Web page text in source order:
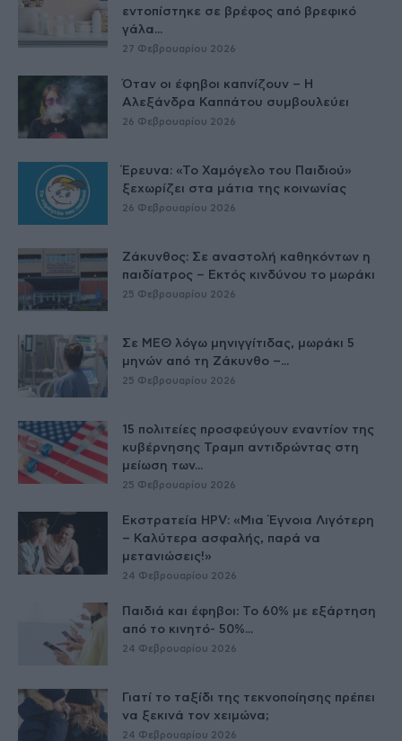
εντοπίστηκε σε βρέφος από βρεφικό
γάλα...
27 Φεβρουαρίου 2026
Όταν οι έφηβοι καπνίζουν – Η
Αλεξάνδρα Καππάτου συμβουλεύει
26 Φεβρουαρίου 2026
Έρευνα: «Το Χαμόγελο του Παιδιού»
ξεχωρίζει στα μάτια της κοινωνίας
26 Φεβρουαρίου 2026
Ζάκυνθος: Σε αναστολή καθηκόντων η
παιδίατρος – Εκτός κινδύνου το μωράκι
25 Φεβρουαρίου 2026
Σε ΜΕΘ λόγω μηνιγγίτιδας, μωράκι 5
μηνών από τη Ζάκυνθο –...
25 Φεβρουαρίου 2026
15 πολιτείες προσφεύγουν εναντίον της
κυβέρνησης Τραμπ αντιδρώντας στη
μείωση των...
25 Φεβρουαρίου 2026
Εκστρατεία HPV: «Μια Έγνοια Λιγότερη
– Καλύτερα ασφαλής, παρά να
μετανιώσεις!»
24 Φεβρουαρίου 2026
Παιδιά και έφηβοι: Το 60% με εξάρτηση
από το κινητό- 50%...
24 Φεβρουαρίου 2026
Γιατί το ταξίδι της τεκνοποίησης πρέπει
να ξεκινά τον χειμώνα;
24 Φεβρουαρίου 2026